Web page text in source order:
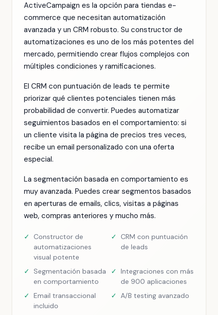
ActiveCampaign es la opción para tiendas e-
commerce que necesitan automatización
avanzada y un CRM robusto. Su constructor de
automatizaciones es uno de los más potentes del
mercado, permitiendo crear flujos complejos con
múltiples condiciones y ramificaciones.
El CRM con puntuación de leads te permite
priorizar qué clientes potenciales tienen más
probabilidad de convertir. Puedes automatizar
seguimientos basados en el comportamiento: si
un cliente visita la página de precios tres veces,
recibe un email personalizado con una oferta
especial.
La segmentación basada en comportamiento es
muy avanzada. Puedes crear segmentos basados
en aperturas de emails, clics, visitas a páginas
web, compras anteriores y mucho más.
✓
Constructor de
automatizaciones
visual potente
✓
CRM con puntuación
de leads
✓
Segmentación basada
en comportamiento
✓ Integraciones con más
de 900 aplicaciones
✓ Email transaccional
incluido
✓ A/B testing avanzado